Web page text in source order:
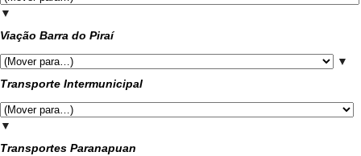
▼
Viação Barra do Piraí
▼
Transporte Intermunicipal
▼
Transportes Paranapuan